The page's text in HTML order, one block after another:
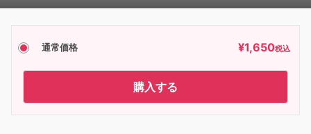
通常価格 ¥1,650税込
購入する